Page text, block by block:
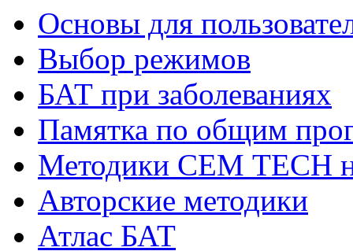
Основы для
Выбор режимов
БАТ при заболеваниях
Памятка по общим
Методики СЕМ ТЕСН
Авторские методики
Атлас БАТ